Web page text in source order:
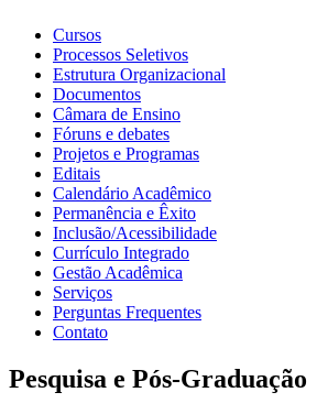
Cursos
Processos Seletivos
Estrutura Organizacional
Documentos
Câmara de Ensino
Fóruns e debates
Projetos e Programas
Editais
Calendário Acadêmico
Permanência e Êxito
Inclusão/Acessibilidade
Currículo Integrado
Gestão Acadêmica
Serviços
Perguntas Frequentes
Contato
Pesquisa e Pós-Graduação